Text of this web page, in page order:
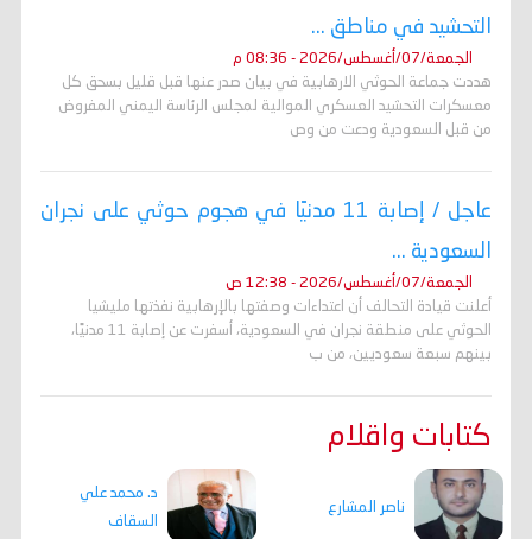
التحشيد في مناطق ...
الجمعة/07/أغسطس/2026 - 08:36 م
هددت جماعة الحوثي الارهابية في بيان صدر عنها قبل قليل بسحق كل
معسكرات التحشيد العسكري الموالية لمجلس الرئاسة اليمني المفروض
من قبل السعودية ودعت من وص
عاجل / إصابة 11 مدنيًا في هجوم حوثي على نجران
السعودية ...
الجمعة/07/أغسطس/2026 - 12:38 ص
أعلنت قيادة التحالف أن اعتداءات وصفتها بالإرهابية نفذتها مليشيا
الحوثي على منطقة نجران في السعودية، أسفرت عن إصابة 11 مدنيًا،
بينهم سبعة سعوديين، من ب
كتابات واقلام
ناصر المشارع
د. محمد علي
السقاف